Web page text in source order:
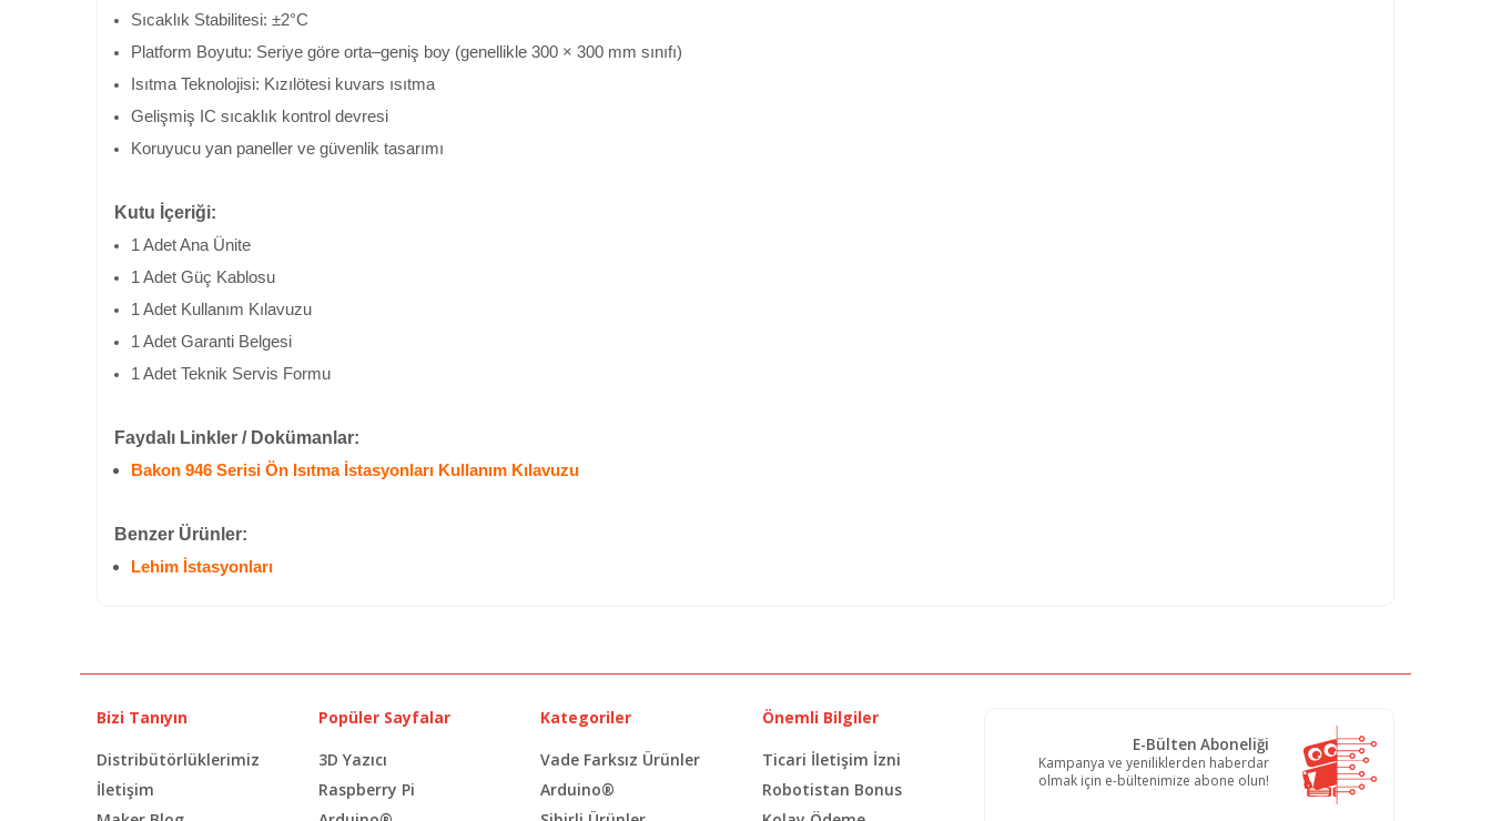
Sıcaklık Stabilitesi: ±2°C
Platform Boyutu: Seriye göre orta–geniş boy (genellikle 300 × 300 mm sınıfı)
Isıtma Teknolojisi: Kızılötesi kuvars ısıtma
Gelişmiş IC sıcaklık kontrol devresi
Koruyucu yan paneller ve güvenlik tasarımı
Kutu İçeriği:
1 Adet Ana Ünite
1 Adet Güç Kablosu
1 Adet Kullanım Kılavuzu
1 Adet Garanti Belgesi
1 Adet Teknik Servis Formu
Faydalı Linkler / Dokümanlar:
Bakon 946 Serisi Ön Isıtma İstasyonları Kullanım Kılavuzu
Benzer Ürünler:
Lehim İstasyonları
Bizi Tanıyın
Distribütörlüklerimiz
İletişim
Popüler Sayfalar
3D Yazıcı
Raspberry Pi
Kategoriler
Vade Farksız Ürünler
Arduino®
Önemli Bilgiler
Ticari İletişim İzni
Robotistan Bonus
E-Bülten Aboneliği
Kampanya ve yeniliklerden haberdar
olmak için e-bültenimize abone olun!